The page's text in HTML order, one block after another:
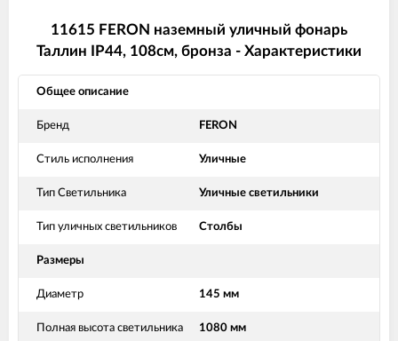
11615 FERON наземный уличный фонарь
Таллин IP44, 108см, бронза - Характеристики
Общее описание
Бренд FERON
Стиль исполнения Уличные
Тип Светильника Уличные светильники
Тип уличных светильников Столбы
Размеры
Диаметр 145 мм
Полная высота светильника 1080 мм